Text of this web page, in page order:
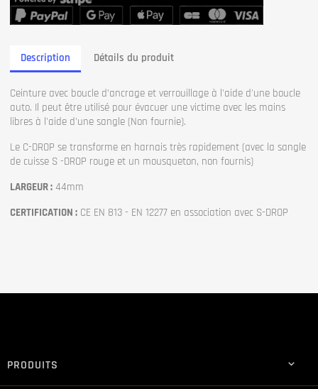
Description Détails du produit
Ceinture avec boucle d’ancrage et verrouillage à l'aide d'une boucle
auto. Il peut être utilisé pour évacuer une victime avec les mains
libres à l'aide d'une sangle (Non fournie).
Le C-DROP se transforme en harnais très rapidement (avec la sangle
de cuisse S -DROP rouge et un mousqueton, non fournis)
LARGEUR :44mm
CERTIFICATION :CE EN 813 - EN 12277 en association avec S-DROP
PRODUITS 